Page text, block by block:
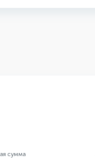
сумма